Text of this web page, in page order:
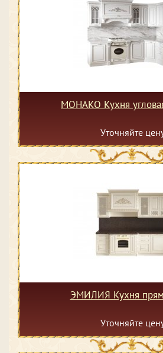
МОНАКО Кухня
Уточняйте
ЭМИЛИЯ Кухня
Уточняйте